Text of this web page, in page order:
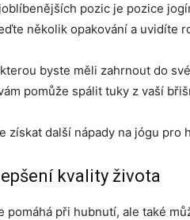
pozic je pozice
několik opakování a uvidíte
byste měli zahrnout do
pomůže spálit tuky z vaší
získat další nápady na jógu pro
kvality života
pomáhá při hubnutí, ale také